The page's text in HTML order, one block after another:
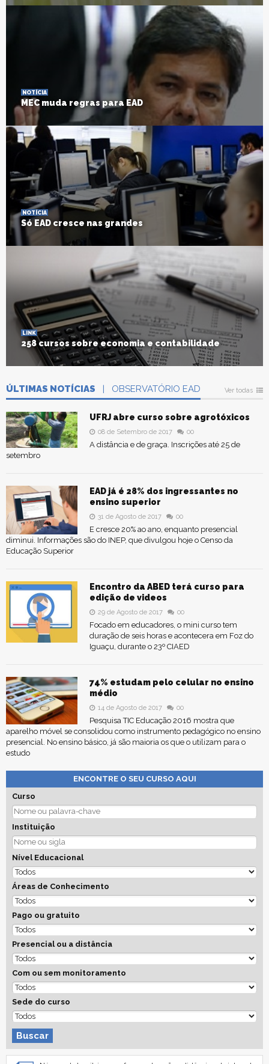
NOTÍCIA
MEC muda regras para EAD
NOTÍCIA
Só EAD cresce nas grandes
LINK
258 cursos sobre economia e contabilidade
ÚLTIMAS NOTÍCIAS | OBSERVATÓRIO EAD Ver todas
UFRJ abre curso sobre agrotóxicos
08 de Setembro de 2017 00
A distância e de graça. Inscrições até 25 de
setembro
EAD já é 28% dos ingressantes no
ensino superior
31 de Agosto de 2017 00
E cresce 20% ao ano, enquanto presencial
diminui. Informações são do INEP, que divulgou hoje o Censo da
Educação Superior
Encontro da ABED terá curso para
edição de videos
29 de Agosto de 2017 00
Focado em educadores, o mini curso tem
duração de seis horas e acontecera em Foz do
Iguaçu, durante o 23º CIAED
74% estudam pelo celular no ensino
médio
14 de Agosto de 2017 00
Pesquisa TIC Educação 2016 mostra que
aparelho móvel se consolidou como instrumento pedagógico no ensino
presencial. No ensino básico, já são maioria os que o utilizam para o
estudo
ENCONTRE O SEU CURSO AQUI
Curso
Instituição
Nível Educacional
Áreas de Conhecimento
Pago ou gratuito
Presencial ou a distância
Com ou sem monitoramento
Sede do curso
Buscar